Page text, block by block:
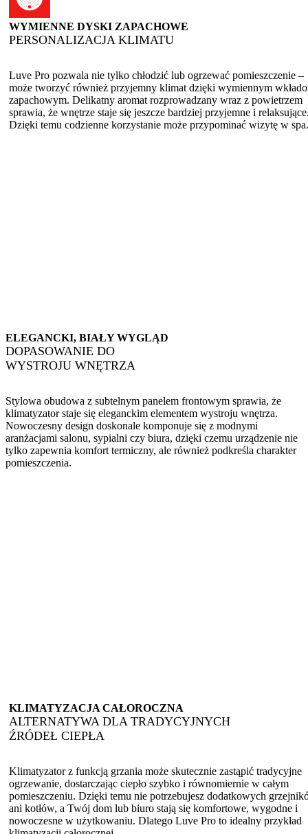
WYMIENNE DYSKI ZAPACHOWE
PERSONALIZACJA KLIMATU
Luve Pro pozwala nie tylko chłodzić lub ogrzewać pomieszczenie –
może tworzyć również przyjemny klimat dzięki wymiennym
zapachowym. Delikatny aromat rozprowadzany wraz z powietrzem
sprawia, że wnętrze staje się jeszcze bardziej przyjemne i
Dzięki temu codzienne korzystanie może przypominać wizytę w spa.
ELEGANCKI, BIAŁY WYGLĄD
DOPASOWANIE DO
WYSTROJU WNĘTRZA
Stylowa obudowa z subtelnym panelem frontowym sprawia, że
klimatyzator staje się eleganckim elementem wystroju wnętrza.
Nowoczesny design doskonale komponuje się z modnymi
aranżacjami salonu, sypialni czy biura, dzięki czemu urządzenie nie
tylko zapewnia komfort termiczny, ale również podkreśla charakter
pomieszczenia.
KLIMATYZACJA CAŁOROCZNA
ALTERNATYWA DLA TRADYCYJNYCH
ŹRÓDEŁ CIEPŁA
Klimatyzator z funkcją grzania może skutecznie zastąpić tradycyjne
ogrzewanie, dostarczając ciepło szybko i równomiernie w całym
pomieszczeniu. Dzięki temu nie potrzebujesz dodatkowych
ani kotłów, a Twój dom lub biuro stają się komfortowe, wygodne i
nowoczesne w użytkowaniu. Dlatego Luve Pro to idealny przykład